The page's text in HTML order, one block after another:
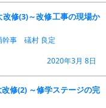
修(3)～改修工事の現場か
幹事 礒村 良定
2020年3月 8日
修(2) ～修学ステージの完